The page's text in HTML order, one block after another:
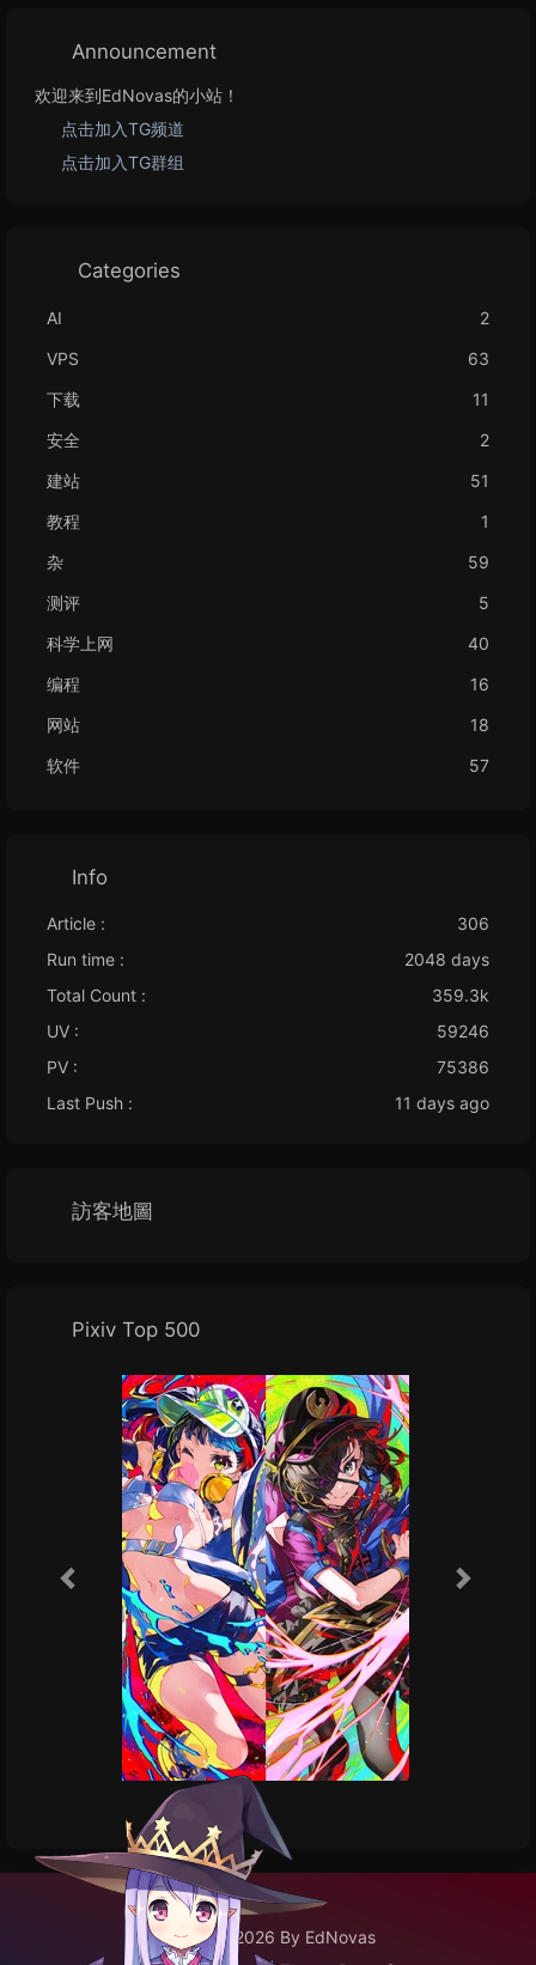
Announcement
欢迎来到EdNovas的小站！
点击加入TG频道
点击加入TG群组
Categories
AI
2
VPS
63
下载
11
安全
2
建站
51
教程
1
杂
59
测评
5
科学上网
40
编程
16
网站
18
软件
57
Info
Article :
306
Run time :
2048 days
Total Count :
359.3k
UV :
59246
PV :
75386
Last Push :
11 days ago
訪客地圖
Pixiv Top 500
©2020 - 2026 By EdNovas